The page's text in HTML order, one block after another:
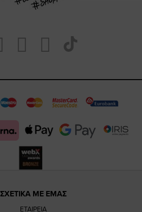
Visit
https://
page
Visit
https://
page
Visit
https://
page
our
TikTok
page
ΣΧΕΤΙΚΑ ΜΕ ΕΜΑΣ
ΕΤΑΙΡΕΙΑ